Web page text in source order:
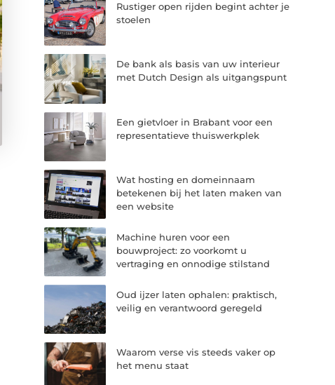
Rustiger open rijden begint achter je
stoelen
De bank als basis van uw interieur
met Dutch Design als uitgangspunt
Een gietvloer in Brabant voor een
representatieve thuiswerkplek
Wat hosting en domeinnaam
betekenen bij het laten maken van
een website
Machine huren voor een
bouwproject: zo voorkomt u
vertraging en onnodige stilstand
Oud ijzer laten ophalen: praktisch,
veilig en verantwoord geregeld
Waarom verse vis steeds vaker op
het menu staat